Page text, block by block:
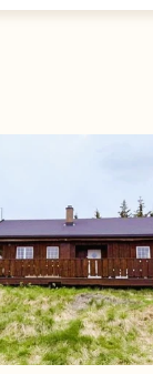
Bjørkebu, vår